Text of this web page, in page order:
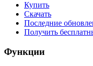
Купить
Скачать
Последние
Получить
Функции